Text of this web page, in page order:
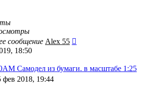
сообщение Alex 55
18:50
Самодел из бумаги. в масштабе 1:25
фев 2018, 19:44